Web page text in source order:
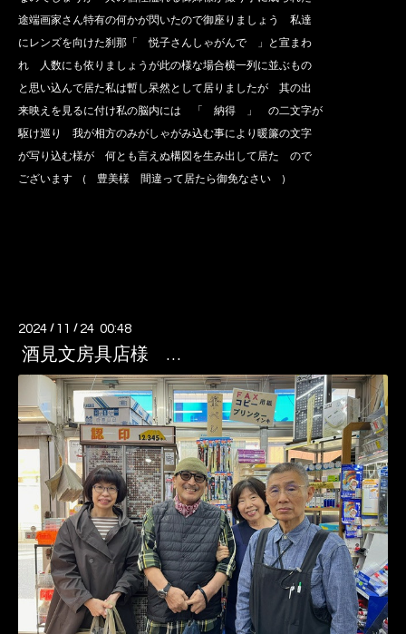
途端画家さん特有の何かが閃いたので御座りましょう 私達
にレンズを向けた刹那「 悦子さんしゃがんで 」と宣まわ
れ 人数にも依りましょうが此の様な場合横一列に並ぶもの
と思い込んで居た私は暫し呆然として居りましたが 其の出
来映えを見るに付け私の脳内には 「 納得 」 の二文字が
駆け巡り 我が相方のみがしゃがみ込む事により暖簾の文字
が写り込む様が 何とも言えぬ構図を生み出して居た ので
ございます ( 豊美様 間違って居たら御免なさい )
2024 / 11 / 24 00:48
酒見文房具店様 …